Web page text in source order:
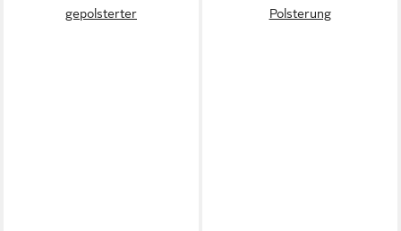
gepolsterter
Polsterung